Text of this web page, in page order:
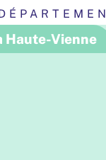
Haute-Vienne